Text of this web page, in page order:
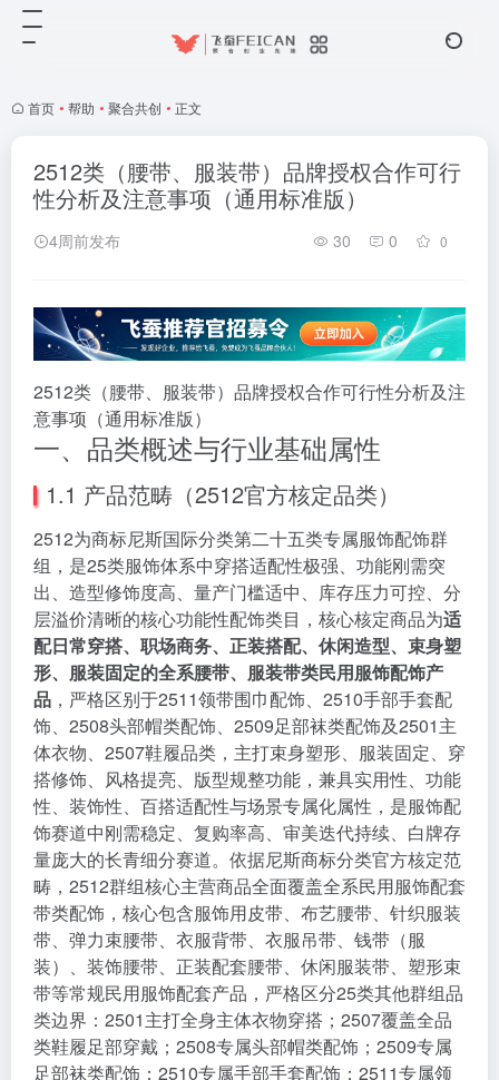
首页 • 帮助 • 聚合共创 • 正文
2512类（腰带、服装带）品牌授权合作可行
性分析及注意事项（通用标准版）
4周前发布 30 0 0
2512类（腰带、服装带）品牌授权合作可行性分析及注
意事项（通用标准版）
一、品类概述与行业基础属性
1.1 产品范畴（2512官方核定品类）
2512为商标尼斯国际分类第二十五类专属服饰配饰群
组，是25类服饰体系中穿搭适配性极强、功能刚需突
出、造型修饰度高、量产门槛适中、库存压力可控、分
层溢价清晰的核心功能性配饰类目，核心核定商品为适
配日常穿搭、职场商务、正装搭配、休闲造型、束身塑
形、服装固定的全系腰带、服装带类民用服饰配饰产
品 ，严格区别于2511领带围巾配饰、2510手部手套配
饰、2508头部帽类配饰、2509足部袜类配饰及2501主
体衣物、2507鞋履品类，主打束身塑形、服装固定、穿
搭修饰、风格提亮、版型规整功能，兼具实用性、功能
性、装饰性、百搭适配性与场景专属化属性，是服饰配
饰赛道中刚需稳定、复购率高、审美迭代持续、白牌存
量庞大的长青细分赛道。依据尼斯商标分类官方核定范
畴，2512群组核心主营商品全面覆盖全系民用服饰配套
带类配饰，核心包含服饰用皮带、布艺腰带、针织服装
带、弹力束腰带、衣服背带、衣服吊带、钱带（服
装）、装饰腰带、正装配套腰带、休闲服装带、塑形束
带等常规民用服饰配套产品，严格区分25类其他群组品
类边界：2501主打全身主体衣物穿搭；2507覆盖全品
类鞋履足部穿戴；2508专属头部帽类配饰；2509专属
足部袜类配饰；2510专属手部手套配饰；2511专属领